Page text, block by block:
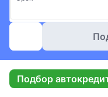
Подбор